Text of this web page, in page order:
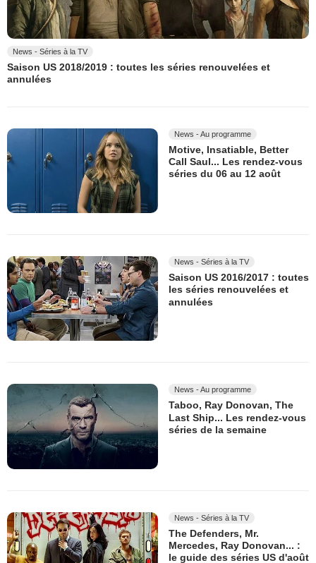
News - Séries à la TV
Saison US 2018/2019 : toutes les séries renouvelées et
annulées
News - Au programme
Motive, Insatiable, Better
Call Saul... Les rendez-vous
séries du 06 au 12 août
News - Séries à la TV
Saison US 2016/2017 : toutes
les séries renouvelées et
annulées
News - Au programme
Taboo, Ray Donovan, The
Last Ship... Les rendez-vous
séries de la semaine
News - Séries à la TV
The Defenders, Mr.
Mercedes, Ray Donovan... :
le guide des séries US d'août